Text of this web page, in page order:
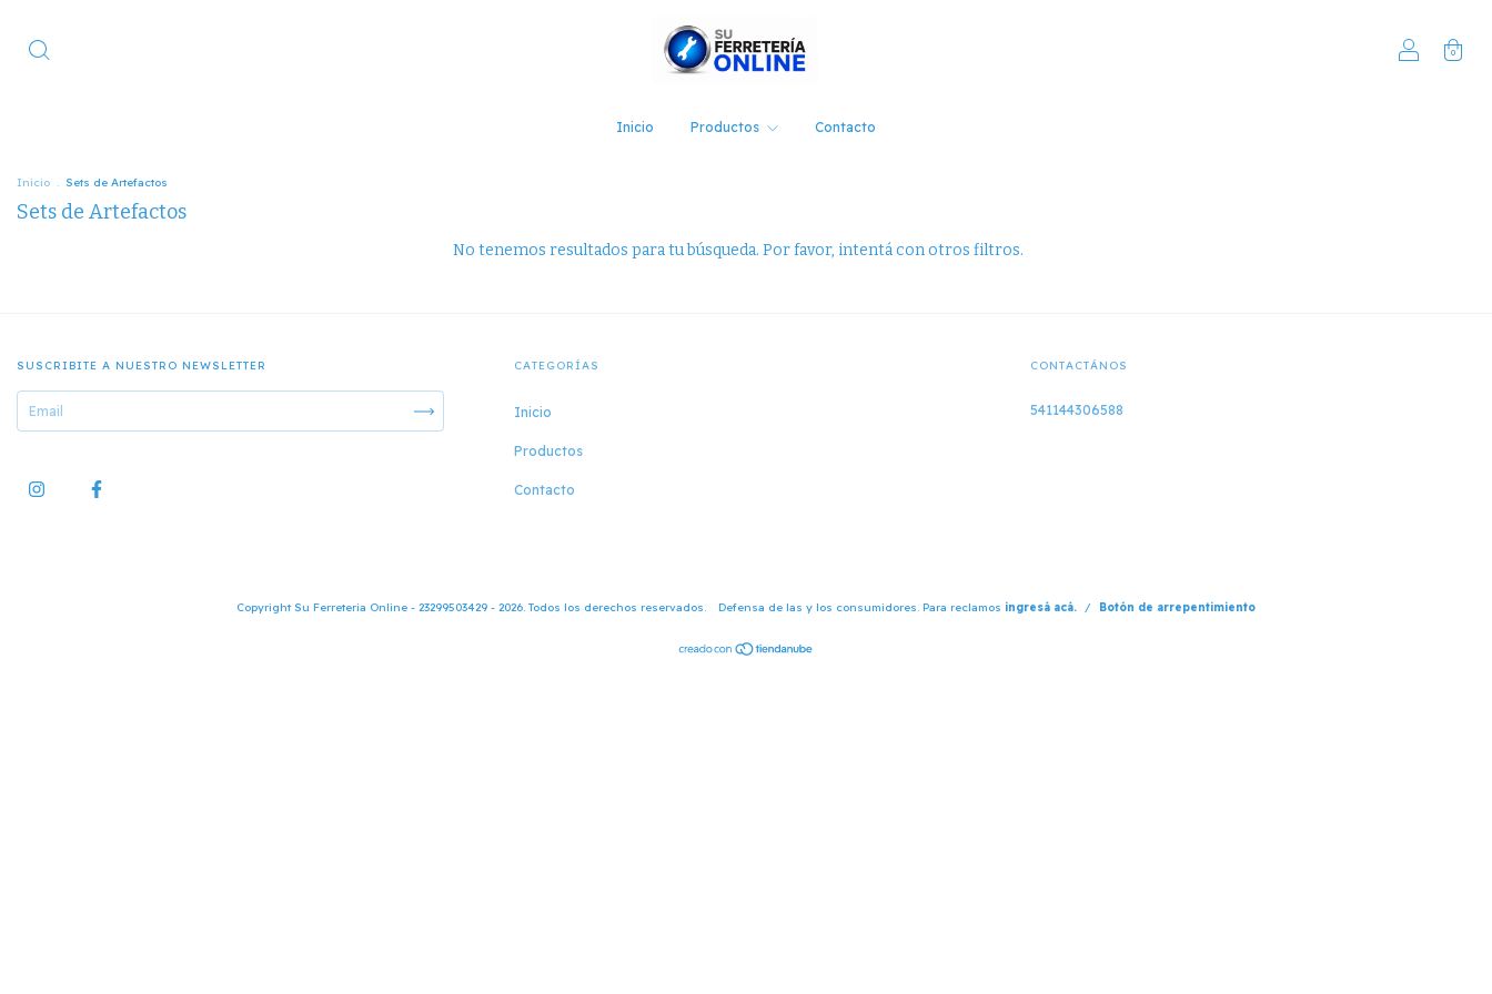
0
Inicio Productos Contacto
Inicio . Sets de Artefactos
Sets de Artefactos
No tenemos resultados para tu búsqueda. Por favor, intentá con otros filtros.
SUSCRIBITE A NUESTRO NEWSLETTER CATEGORÍAS
Inicio
Productos
Contacto
CONTACTÁNOS
541144306588
Copyright Su Ferreteria Online - 23299503429 - 2026. Todos los derechos reservados. Defensa de las y los consumidores. Para reclamos ingresá acá. / Botón de arrepentimiento